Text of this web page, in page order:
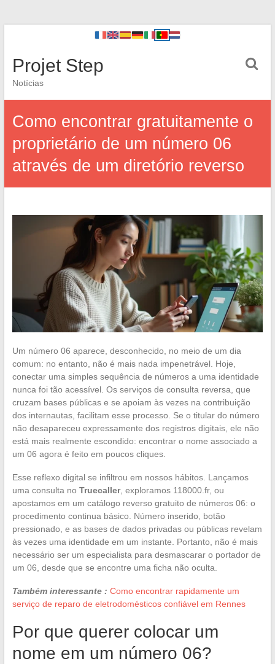
Projet Step
Notícias
Como encontrar gratuitamente o
proprietário de um número 06
através de um diretório reverso
Um número 06 aparece, desconhecido, no meio de um dia
comum: no entanto, não é mais nada impenetrável. Hoje,
conectar uma simples sequência de números a uma identidade
nunca foi tão acessível. Os serviços de consulta reversa, que
cruzam bases públicas e se apoiam às vezes na contribuição
dos internautas, facilitam esse processo. Se o titular do número
não desapareceu expressamente dos registros digitais, ele não
está mais realmente escondido: encontrar o nome associado a
um 06 agora é feito em poucos cliques.
Esse reflexo digital se infiltrou em nossos hábitos. Lançamos
uma consulta no Truecaller, exploramos 118000.fr, ou
apostamos em um catálogo reverso gratuito de números 06: o
procedimento continua básico. Número inserido, botão
pressionado, e as bases de dados privadas ou públicas revelam
às vezes uma identidade em um instante. Portanto, não é mais
necessário ser um especialista para desmascarar o portador de
um 06, desde que se encontre uma ficha não oculta.
Também interessante : Como encontrar rapidamente um
serviço de reparo de eletrodomésticos confiável em Rennes
Por que querer colocar um
nome em um número 06?